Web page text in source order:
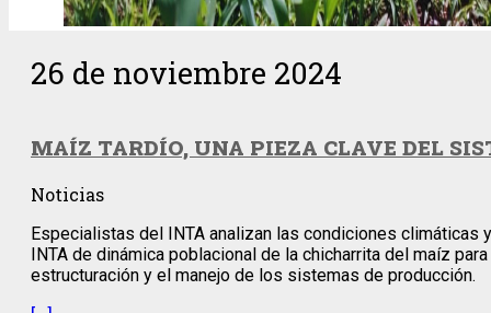
26 de noviembre 2024
MAÍZ TARDÍO, UNA PIEZA CLAVE DEL
Noticias
Especialistas del INTA analizan las condiciones climáticas
INTA de dinámica poblacional de la chicharrita del maíz
estructuración y el manejo de los sistemas de producción.